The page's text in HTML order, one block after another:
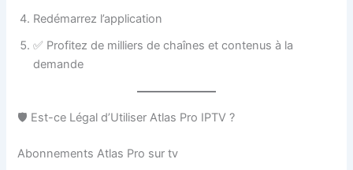
Redémarrez l’application
✅ Profitez de milliers de chaînes et contenus à la
demande
🛡️ Est-ce Légal d’Utiliser Atlas Pro IPTV ?
Abonnements Atlas Pro sur tv